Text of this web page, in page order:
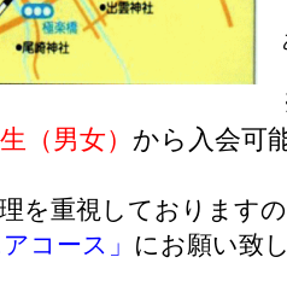
（男女） から入会可
を重視しております
コース」 にお願い致